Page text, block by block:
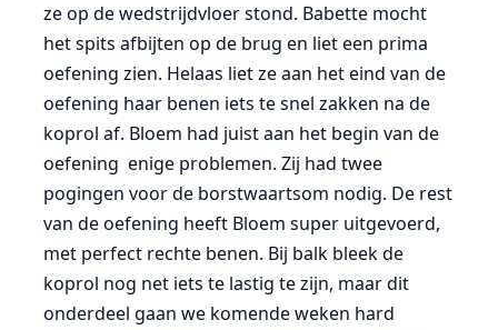
ze op de wedstrijdvloer stond. Babette mocht
het spits afbijten op de brug en liet een prima
oefening zien. Helaas liet ze aan het eind van de
oefening haar benen iets te snel zakken na de
koprol af. Bloem had juist aan het begin van de
oefening enige problemen. Zij had twee
pogingen voor de borstwaartsom nodig. De rest
van de oefening heeft Bloem super uitgevoerd,
met perfect rechte benen. Bij balk bleek de
koprol nog net iets te lastig te zijn, maar dit
onderdeel gaan we komende weken hard